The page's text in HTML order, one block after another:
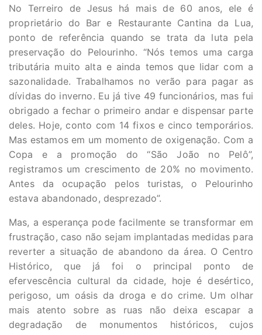
No Terreiro de Jesus há mais de 60 anos, ele é
proprietário do Bar e Restaurante Cantina da Lua,
ponto de referência quando se trata da luta pela
preservação do Pelourinho. “Nós temos uma carga
tributária muito alta e ainda temos que lidar com a
sazonalidade. Trabalhamos no verão para pagar as
dívidas do inverno. Eu já tive 49 funcionários, mas fui
obrigado a fechar o primeiro andar e dispensar parte
deles. Hoje, conto com 14 fixos e cinco temporários.
Mas estamos em um momento de oxigenação. Com a
Copa e a promoção do “São João no Pelô”,
registramos um crescimento de 20% no movimento.
Antes da ocupação pelos turistas, o Pelourinho
estava abandonado, desprezado”.
Mas, a esperança pode facilmente se transformar em
frustração, caso não sejam implantadas medidas para
reverter a situação de abandono da área. O Centro
Histórico, que já foi o principal ponto de
efervescência cultural da cidade, hoje é desértico,
perigoso, um oásis da droga e do crime. Um olhar
mais atento sobre as ruas não deixa escapar a
degradação de monumentos históricos, cujos